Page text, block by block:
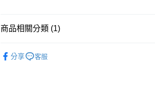
僅支援 Maybank、 CIMB Bank、Public Bank、RHB
Bank、Bank Islam、AmBank、BSN Bank
Touch 'n Go
商品相關分類 (1)
分享
客服